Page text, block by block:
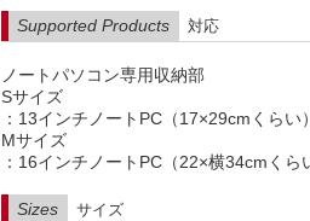
Supported Products 対応
ノートパソコン専用収納部
Sサイズ
：13インチノートPC（17×29cmくらい
Mサイズ
：16インチノートPC（22×横34cmくら
Sizes サイズ